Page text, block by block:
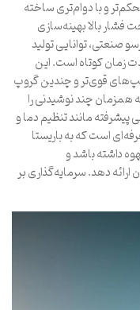
و با دوام‌تری ساخته
فشار بالا بهینه‌سازی
توانایی تولید
زمان کوتاه است. این
قوی‌تر و چندین گروپ
همزمان چند نوشیدنی را
پیشرفته مانند تنظیم دما و
است که به باریستا
داشته باشد و
دهد. سرمایه‌گذاری بر